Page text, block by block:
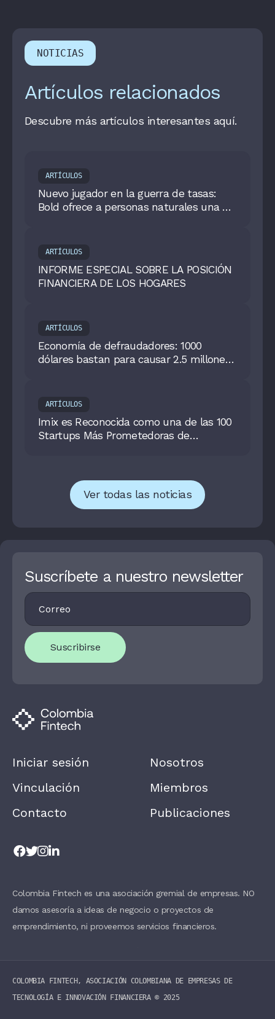
NOTICIAS
Artículos relacionados
Descubre más artículos interesantes aquí.
ARTÍCULOS
Nuevo jugador en la guerra de tasas:
Bold ofrece a personas naturales una de
ARTÍCULOS
INFORME ESPECIAL SOBRE LA POSICIÓN
FINANCIERA DE LOS HOGARES
ARTÍCULOS
Economía de defraudadores: 1000
dólares bastan para causar 2.5 millones
ARTÍCULOS
Imix es Reconocida como una de las 100
Startups Más Prometedoras de
Ver todas las noticias
Suscríbete a nuestro newsletter
Footer
Newsletter
Suscribirse
I
O
U
A
R
N
,
V
H
S
L
A
K
Iniciar sesión
Vinculación
Contacto
Nosotros
Miembros
Publicaciones
Colombia Fintech es una asociación gremial de empresas. NO
damos asesoría a ideas de negocio o proyectos de
emprendimiento, ni proveemos servicios financieros.
COLOMBIA FINTECH, ASOCIACIÓN COLOMBIANA DE EMPRESAS DE
TECNOLOGÍA E INNOVACIÓN FINANCIERA ©️ 2025